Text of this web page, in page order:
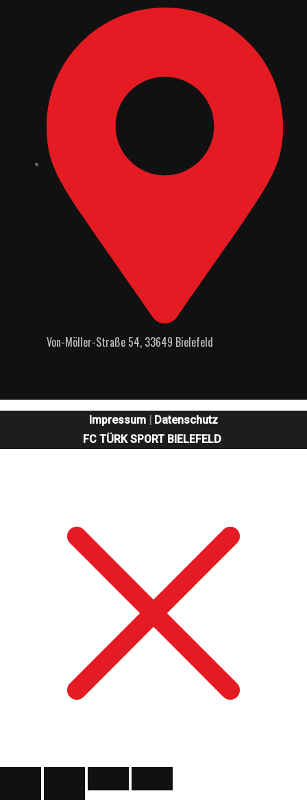
Von-Möller-Straße 54, 33649 Bielefeld
Impressum | Datenschutz
FC TÜRK SPORT BIELEFELD